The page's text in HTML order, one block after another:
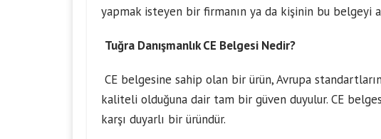
yapmak isteyen bir firmanın ya da kişinin bu belgeyi
Tuğra Danışmanlık CE Belgesi Nedir?
CE belgesine sahip olan bir ürün, Avrupa
kaliteli olduğuna dair tam bir güven duyulur. CE
karşı duyarlı bir üründür.